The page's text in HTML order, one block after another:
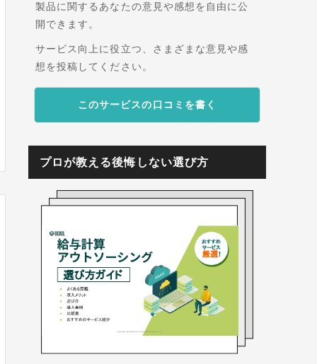
製品に関するあなたの意見や感想を自由に公
開できます。
サービス向上に役立つ、さまざまな意見や感
想を投稿してください。
このサービスの口コミを書く
プロが教える後悔しない選び方